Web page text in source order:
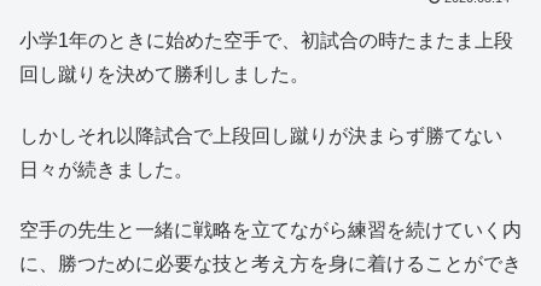
小学1年のときに始めた空手で、初試合の時たまたま上段
回し蹴りを決めて勝利しました。
しかしそれ以降試合で上段回し蹴りが決まらず勝てない
日々が続きました。
空手の先生と一緒に戦略を立てながら練習を続けていく内
に、勝つために必要な技と考え方を身に着けることができ